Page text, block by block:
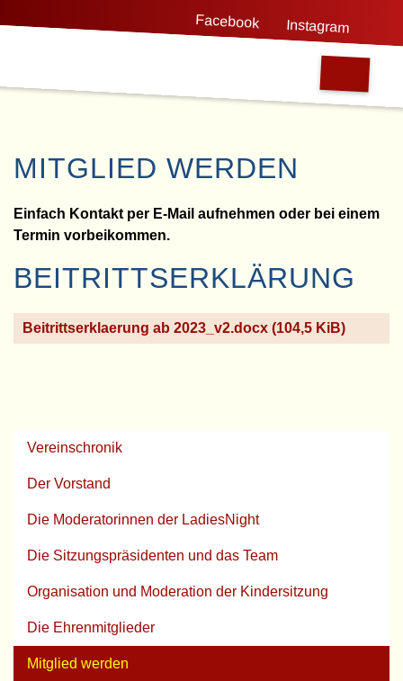
Facebook Instagram
MITGLIED WERDEN
Einfach Kontakt per E-Mail aufnehmen oder bei einem
Termin vorbeikommen.
BEITRITTSERKLÄRUNG
Beitrittserklaerung ab 2023_v2.docx (104,5 KiB)
Vereinschronik
Der Vorstand
Die Moderatorinnen der LadiesNight
Die Sitzungspräsidenten und das Team
Organisation und Moderation der Kindersitzung
Die Ehrenmitglieder
Mitglied werden